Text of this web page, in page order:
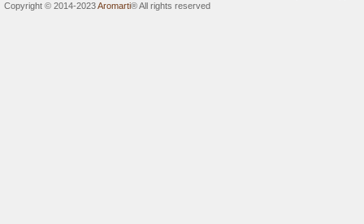
Copyright © 2014-2023Aromarti®All rights reserved